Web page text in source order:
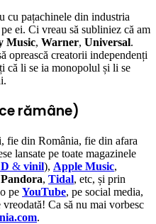
cu pațachinele din industria
ei. Ci vreau să subliniez că am
Music, Warner, Universal.
oprească creatorii independenți
că li se ia monopolul și li se
rămâne)
fie din România, fie din afara
lansate pe toate magazinele
& vinil), Apple Music,
Pandora, Tidal, etc, și prin
pe YouTube, pe social media,
Ca să nu mai vorbesc
.